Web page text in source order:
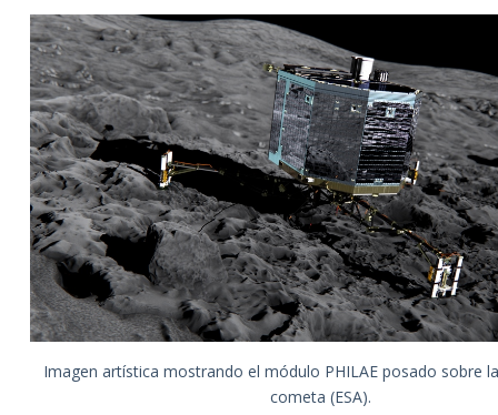
Imagen artística mostrando el módulo PHILAE posado sobre
cometa (ESA).